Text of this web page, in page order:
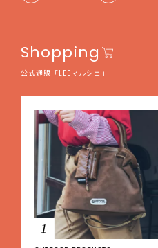
Shopping
公式通販「LEEマルシェ」
1